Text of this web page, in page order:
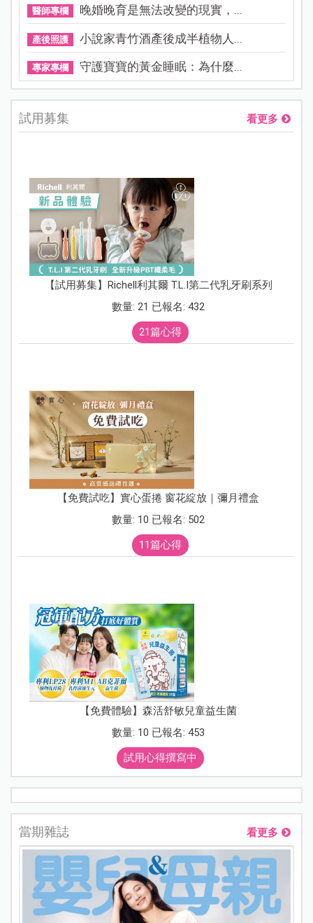
醫師專欄 晚婚晚育是無法改變的現實，...
產後照護 小說家青竹酒產後成半植物人...
專家專欄 守護寶寶的黃金睡眠：為什麼...
試用募集 看更多
【試用募集】Richell利其爾 T.L.I第二代乳牙刷系列
數量: 21 已報名: 432
21篇心得
【免費試吃】實心蛋捲 窗花綻放｜彌月禮盒
數量: 10 已報名: 502
11篇心得
【免費體驗】森活舒敏兒童益生菌
數量: 10 已報名: 453
試用心得撰寫中
當期雜誌 看更多